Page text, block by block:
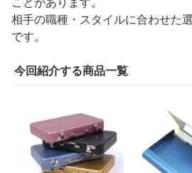
相手の職種・スタイルに合わせた
です。
今回紹介する商品一覧